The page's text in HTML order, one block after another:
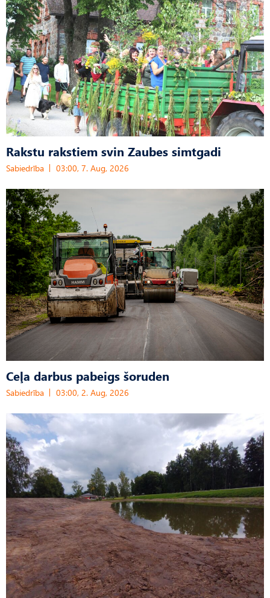
Rakstu rakstiem svin Zaubes simtgadi
Sabiedrība 03:00, 7. Aug, 2026
Ceļa darbus pabeigs šoruden
Sabiedrība 03:00, 2. Aug, 2026